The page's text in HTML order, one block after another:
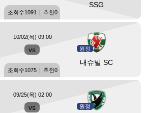
SSG
조회수1091 | 추천0
vs 원정
내슈빌 SC
10/02(목) 09:00
조회수1075 | 추천0
vs 원정
09/25(목) 02:00